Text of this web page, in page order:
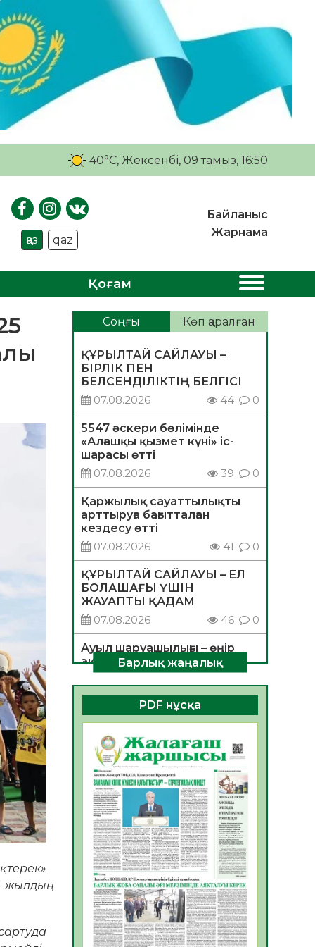
40°C, Жексенбі, 09 тамыз, 16:50
қаз qaz
Байланыс
Жарнама
Қоғам
Соңғы Көп қаралған
ҚҰРЫЛТАЙ САЙЛАУЫ –
БІРЛІК ПЕН
БЕЛСЕНДІЛІКТІҢ БЕЛГІСІ
07.08.2026
44 0
5547 әскери бөлімінде
«Алғашқы қызмет күні» іс-
шарасы өтті
07.08.2026
39 0
Қаржылық сауаттылықты
арттыруға бағытталған
кездесу өтті
07.08.2026
41 0
ҚҰРЫЛТАЙ САЙЛАУЫ – ЕЛ
БОЛАШАҒЫ ҮШІН
ЖАУАПТЫ ҚАДАМ
07.08.2026
46 0
Ауыл шаруашылығы – өңір
экономикасының негізгі
тірегі
06.08.2026
53 0
ҚОҒАМДЫҚ БЕЛСЕНДІЛІК –
ЕЛ ДАМУЫНЫҢ НЕГІЗІ
06.08.2026
51
ҚҰРЫЛТАЙ САЙЛАУЫ –
БОЛАШАҚҚА БАСТАР
ЖАУАПТЫ ТАҢДАУ
06.08.2026
53
Инфекциялық ауруларға
қарсы иммундау
жұмыстарының тиімділігі
06.08.2026
55
Көкжөтел ауруы туралы
Барлық жаңалық
PDF нұсқа